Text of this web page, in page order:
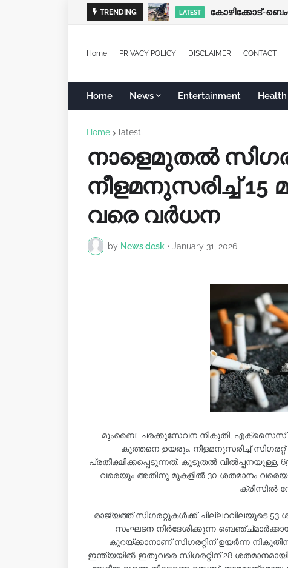
TRENDING LATEST
LATEST പ്രൊഫഷണൽ
Home PRIVACY POLICY DISCLAIMER CONTACT
Home News Entertainment Health
Home latest
നാളെമുതൽ
നീളമനുസരിച്ച്
വരെ വർധന
by News desk • January 31, 2026
മുംബൈ: ചരക്കുസേവന നികുതി, എക്സൈസ്
കുത്തനെ ഉയരും. നീളമനുസരിച്ച്
പ്രതീക്ഷിക്കപ്പെടുന്നത്. കൂടുതൽ വിൽപ്പനയുള്ള, 65
വരെയും അതിനു മുകളിൽ 30 ശതമാനം
ക്രിസിൽ
രാജ്യത്ത് സിഗരറ്റുകൾക്ക് ചില്ലറവിലയുടെ
സംഘടന നിർദേശിക്കുന്ന
കുറയ്ക്കാനാണ് സിഗരറ്റിന് ഉയർന്ന
ഇന്ത്യയിൽ ഇതുവരെ സിഗരറ്റിന് 28